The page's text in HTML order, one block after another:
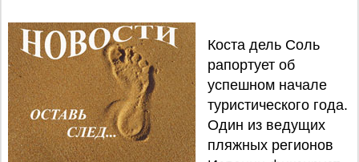
Коста дель Соль
рапортует об
успешном начале
туристического года.
Один из ведущих
пляжных регионов